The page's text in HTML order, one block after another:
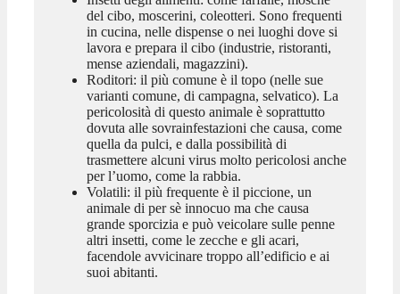
del cibo, moscerini, coleotteri. Sono frequenti
in cucina, nelle dispense o nei luoghi dove si
lavora e prepara il cibo (industrie, ristoranti,
mense aziendali, magazzini).
Roditori: il più comune è il topo (nelle sue
varianti comune, di campagna, selvatico). La
pericolosità di questo animale è soprattutto
dovuta alle sovrainfestazioni che causa, come
quella da pulci, e dalla possibilità di
trasmettere alcuni virus molto pericolosi anche
per l’uomo, come la rabbia.
Volatili: il più frequente è il piccione, un
animale di per sè innocuo ma che causa
grande sporcizia e può veicolare sulle penne
altri insetti, come le zecche e gli acari,
facendole avvicinare troppo all’edificio e ai
suoi abitanti.